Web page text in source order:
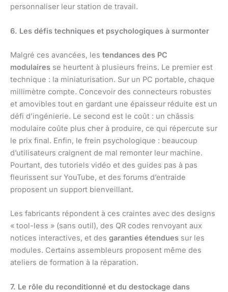
personnaliser leur station de travail.
6. Les défis techniques et psychologiques à surmonter
Malgré ces avancées, les tendances des PC
modulaires se heurtent à plusieurs freins. Le premier est
technique : la miniaturisation. Sur un PC portable, chaque
millimètre compte. Concevoir des connecteurs robustes
et amovibles tout en gardant une épaisseur réduite est un
défi d’ingénierie. Le second est le coût : un châssis
modulaire coûte plus cher à produire, ce qui répercute sur
le prix final. Enfin, le frein psychologique : beaucoup
d’utilisateurs craignent de mal remonter leur machine.
Pourtant, des tutoriels vidéo et des guides pas à pas
fleurissent sur YouTube, et des forums d’entraide
proposent un support bienveillant.
Les fabricants répondent à ces craintes avec des designs
« tool-less » (sans outil), des QR codes renvoyant aux
notices interactives, et des garanties étendues sur les
modules. Certains assembleurs proposent même des
ateliers de formation à la réparation.
7. Le rôle du reconditionné et du destockage dans